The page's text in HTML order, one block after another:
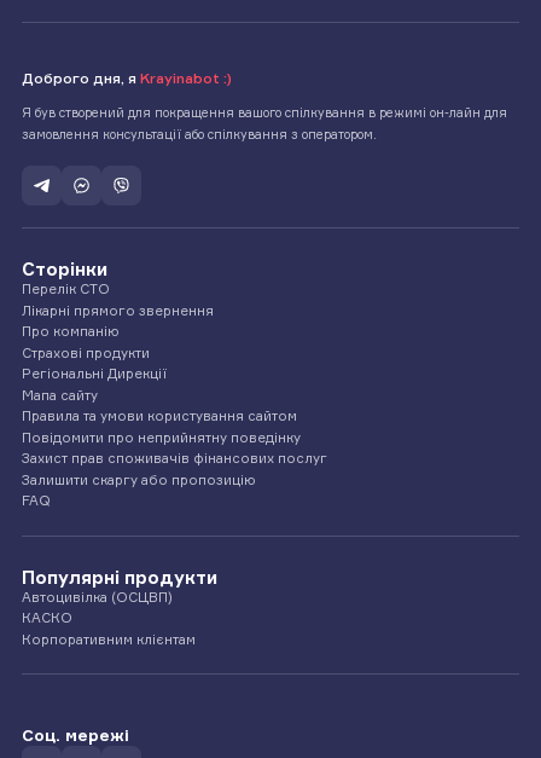
Доброго дня, я Krayinabot :)
Я був створений для покращення вашого спілкування в режимі он-лайн для
замовлення консультації або спілкування з оператором.
Сторінки
Перелік СТО
Лікарні прямого звернення
Про компанію
Страхові продукти
Регіональні Дирекції
Мапа сайту
Правила та умови користування сайтом
Повідомити про неприйнятну поведінку
Захист прав споживачів фінансових послуг
Залишити скаргу або пропозицію
FAQ
Популярні продукти
Автоцивілка (ОСЦВП)
КАСКО
Корпоративним клієнтам
Соц. мережі